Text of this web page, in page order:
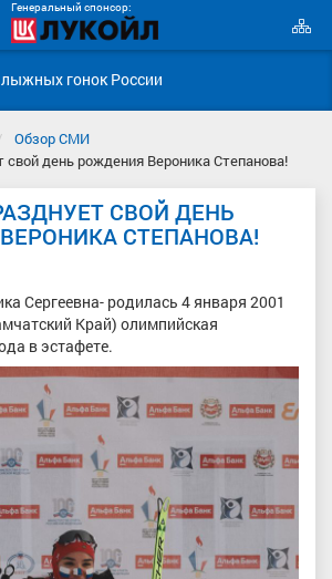
Генеральный спонсор:
гонок России
Обзор СМИ
свой день рождения Вероника Степанова!
СВОЙ ДЕНЬ
СТЕПАНОВА!
Сергеевна- родилась 4 января 2001
Край) олимпийская
в эстафете.